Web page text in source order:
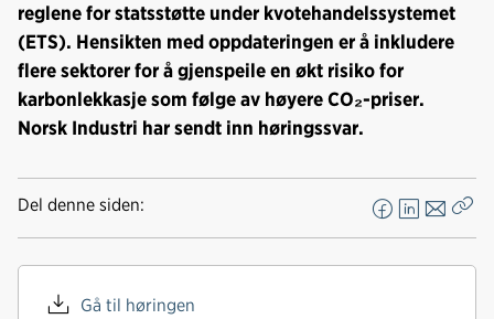
reglene for statsstøtte under kvotehandelssystemet
(ETS). Hensikten med oppdateringen er å inkludere
flere sektorer for å gjenspeile en økt risiko for
karbonlekkasje som følge av høyere CO₂-priser.
Norsk Industri har sendt inn høringssvar.
Del denne siden:
F
a
c
L
i
n
E
-
p
Gå til høringen